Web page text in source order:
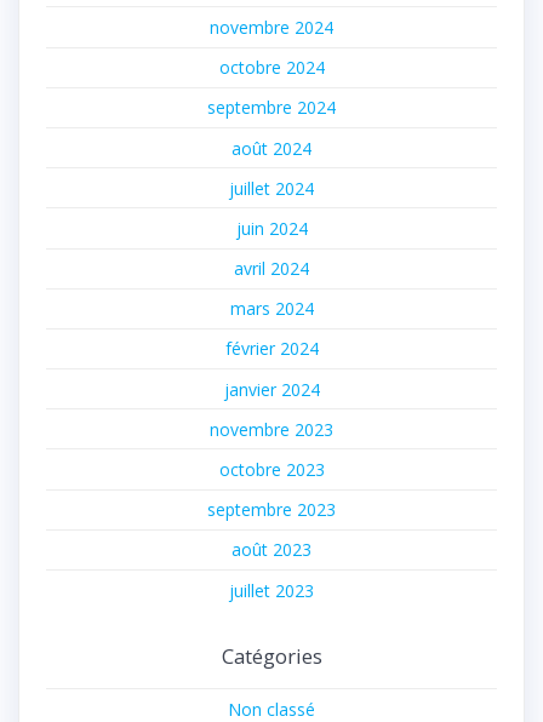
novembre 2024
octobre 2024
septembre 2024
août 2024
juillet 2024
juin 2024
avril 2024
mars 2024
février 2024
janvier 2024
novembre 2023
octobre 2023
septembre 2023
août 2023
juillet 2023
Catégories
Non classé